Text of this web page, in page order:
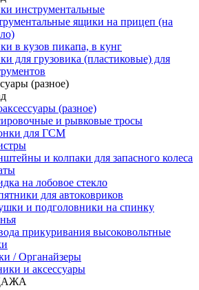
инструментальные
ящики на прицеп (на
в кузов пикапа, в кунг
для грузовика (пластиковые) для
(разное)
(разное)
и рывковые тросы
для ГСМ
и колпаки для запасного колеса
на лобовое стекло
для автоковриков
и подголовники на спинку
прикуривания высоковольтные
/ Органайзеры
и аксессуары